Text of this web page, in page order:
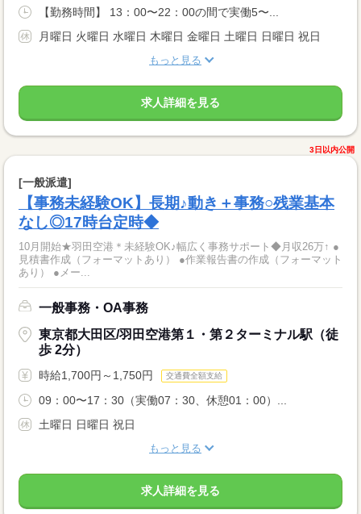
【勤務時間】 13：00〜22：00の間で実働5〜...
月曜日 火曜日 水曜日 木曜日 金曜日 土曜日 日曜日 祝日
もっと見る
求人詳細を見る
3日以内公開
[一般派遣]
【事務未経験OK】長期♪動き＋事務○残業基本
なし◎17時台定時◆
10月開始★羽田空港＊未経験OK♪幅広く事務サポート◆月収26万↑ ●
見積書作成（フォーマットあり） ●作業報告書の作成（フォーマット
あり） ●メー...
一般事務・OA事務
東京都大田区/羽田空港第１・第２ターミナル駅（徒
歩 2分）
時給1,700円～1,750円 交通費全額支給
09：00〜17：30（実働07：30、休憩01：00）...
土曜日 日曜日 祝日
もっと見る
求人詳細を見る